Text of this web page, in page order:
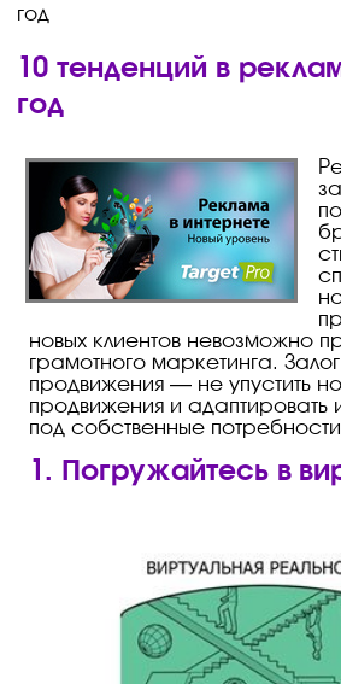
год
10 тенденций в
год
новых клиентов невозможно
грамотного маркетинга.
продвижения — не упустить
продвижения и адаптировать
под собственные
1. Погружайтесь в